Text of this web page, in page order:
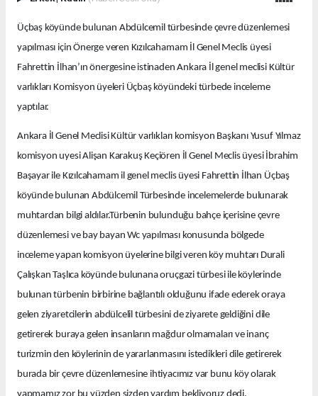
Üçbaş köyünde bulunan Abdülcemil türbesinde çevre düzenlemesi
yapılması için Önerge veren Kızılcahamam İl Genel Meclis üyesi
Fahrettin İlhan’ın önergesine istinaden Ankara İl genel meclisi Kültür
varlıkları Komisyon üyeleri Üçbaş köyündeki türbede inceleme
yaptılar.
Ankara İl Genel Meclisi Kültür varlıkları komisyon Başkanı Yusuf Yılmaz
komisyon uyesi Alişan Karakuş Keçiören İl Genel Meclis üyesi İbrahim
Başayar ile Kızılcahamam il genel meclis üyesi Fahrettin İlhan Üçbaş
köyünde bulunan Abdülcemil Türbesinde incelemelerde bulunarak
muhtardan bilgi aldılar.Türbenin bulunduğu bahçe içerisine çevre
düzenlemesi ve bay bayan Wc yapılması konusunda bölgede
inceleme yapan komisyon üyelerine bilgi veren köy muhtarı Durali
Çalışkan Taşlıca köyünde bulunana oruçgazi türbesi ile köylerinde
bulunan türbenin birbirine bağlantılı olduğunu ifade ederek oraya
gelen ziyaretcilerin abdülcelil türbesini de ziyarete geldiğini dile
getirerek buraya gelen insanların mağdur olmamaları ve inanç
turizmin den köylerinin de yararlanmasını istedikleri dile getirerek
burada bir çevre düzenlemesine ihtiyacımız var bunu köy olarak